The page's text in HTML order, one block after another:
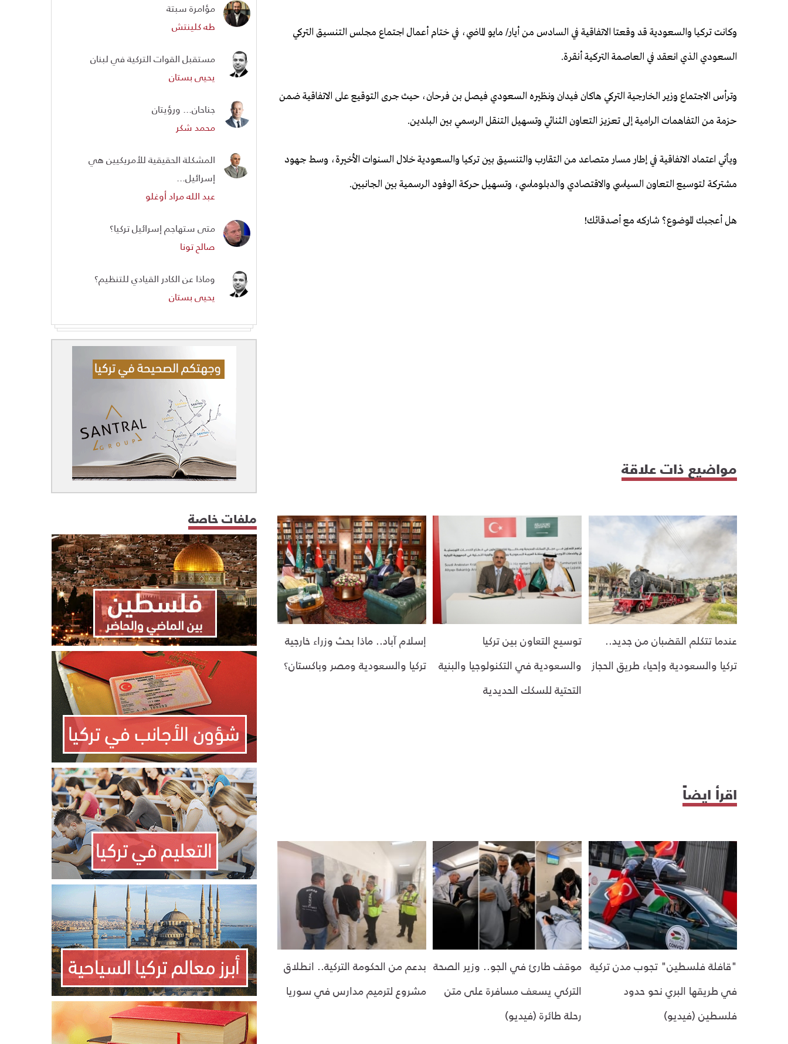
وكانت تركيا والسعودية قد وقعتا الاتفاقية في السادس من أيار/ مايو الماضي، في ختام أعمال اجتماع مجلس التنسيق التركي
السعودي الذي انعقد في العاصمة التركية أنقرة.
وترأس الاجتماع وزير الخارجية التركي هاكان فيدان ونظيره السعودي فيصل بن فرحان، حيث جرى التوقيع على الاتفاقية ضمن
حزمة من التفاهمات الرامية إلى تعزيز التعاون الثنائي وتسهيل التنقل الرسمي بين البلدين.
ويأتي اعتماد الاتفاقية في إطار مسار متصاعد من التقارب والتنسيق بين تركيا والسعودية خلال السنوات الأخيرة، وسط جهود
مشتركة لتوسيع التعاون السياسي والاقتصادي والدبلوماسي، وتسهيل حركة الوفود الرسمية بين الجانبين.
هل أعجبك الموضوع؟ شاركه مع أصدقائك!
مواضيع ذات علاقة
عندما تتكلم القضبان من جديد..
تركيا والسعودية وإحياء طريق الحجاز
توسيع التعاون بين تركيا
والسعودية في التكنولوجيا والبنية
التحتية للسكك الحديدية
إسلام آباد.. ماذا بحث وزراء خارجية
تركيا والسعودية ومصر وباكستان؟
اقرأ ايضاً
"قافلة فلسطين" تجوب مدن تركية
في طريقها البري نحو حدود
فلسطين (فيديو)
موقف طارئ في الجو.. وزير الصحة
التركي يسعف مسافرة على متن
رحلة طائرة (فيديو)
بدعم من الحكومة التركية.. انطلاق
مشروع لترميم مدارس في سوريا
مؤامرة سبتة
طه كلينتش
مستقبل القوات التركية في لبنان
يحيى بستان
جناحان... ورؤيتان
محمد شكر
المشكلة الحقيقية للأمريكيين هي
إسرائيل...
عبد الله مراد أوغلو
متى ستهاجم إسرائيل تركيا؟
صالح تونا
وماذا عن الكادر القيادي للتنظيم؟
يحيى بستان
ملفات خاصة